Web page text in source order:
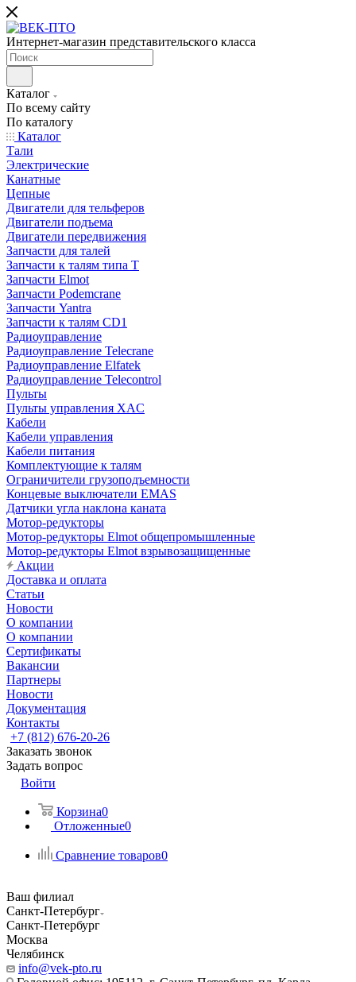
Интернет-магазин представительского класса
Каталог
По всему сайту
По каталогу
Каталог
Тали
Электрические
Канатные
Цепные
Двигатели для тельферов
Двигатели подъема
Двигатели передвижения
Запчасти для талей
Запчасти к талям типа Т
Запчасти Elmot
Запчасти Podemcrane
Запчасти Yantra
Запчасти к талям CD1
Радиоуправление
Радиоуправление Telecrane
Радиоуправление Elfatek
Радиоуправление Telecontrol
Пульты
Пульты управления XAC
Кабели
Кабели управления
Кабели питания
Комплектующие к талям
Ограничители грузоподъемности
Концевые выключатели EMAS
Датчики угла наклона каната
Мотор-редукторы
Мотор-редукторы Elmot общепромышленные
Мотор-редукторы Elmot взрывозащищенные
Акции
Доставка и оплата
Статьи
Новости
О компании
О компании
Сертификаты
Вакансии
Партнеры
Новости
Документация
Контакты
+7 (812) 676-20-26
Заказать звонок
Задать вопрос
Войти
Корзина0
Отложенные0
Сравнение товаров0
Ваш филиал
Санкт-Петербург
Санкт-Петербург
Москва
Челябинск
info@vek-pto.ru